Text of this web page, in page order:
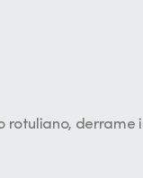
rotuliano,